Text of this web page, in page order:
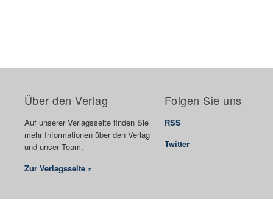
Über den Verlag
Auf unserer Verlagsseite finden Sie
mehr Informationen über den Verlag
und unser Team.
Zur Verlagsseite »
Folgen Sie uns
RSS
Twitter